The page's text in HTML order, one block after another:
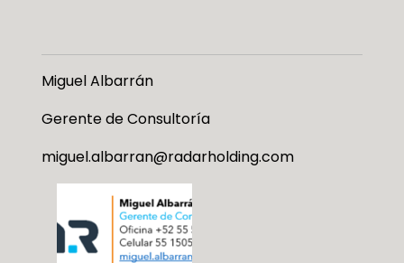
Miguel Albarrán
Gerente de Consultoría
miguel.albarran@radarholding.com